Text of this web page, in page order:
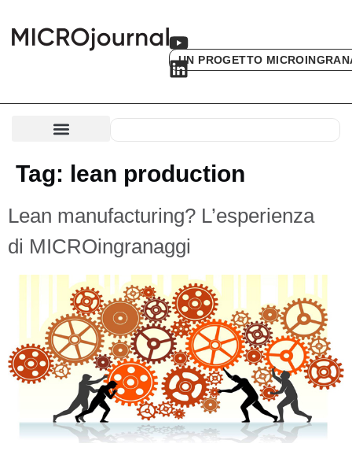
UN PROGETTO
Tag: lean production
Lean manufacturing? L’esperienza
di MICROingranaggi